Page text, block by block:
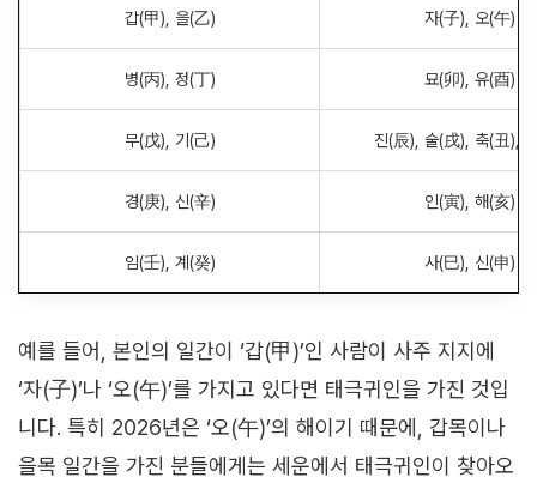
갑(甲), 을(乙) 자(子), 오(午)
병(丙), 정(丁) 묘(卯), 유(酉)
무(戊), 기(己) 진(辰), 술(戌), 축(丑),
경(庚), 신(辛) 인(寅), 해(亥)
임(壬), 계(癸) 사(巳), 신(申)
예를 들어, 본인의 일간이 ‘갑(甲)’인 사람이 사주 지지에
‘자(子)’나 ‘오(午)’를 가지고 있다면 태극귀인을 가진 것입
니다. 특히 2026년은 ‘오(午)’의 해이기 때문에, 갑목이나
을목 일간을 가진 분들에게는 세운에서 태극귀인이 찾아오